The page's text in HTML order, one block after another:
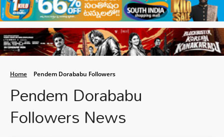
Home Pendem Dorababu Followers
Pendem Dorababu
Followers News